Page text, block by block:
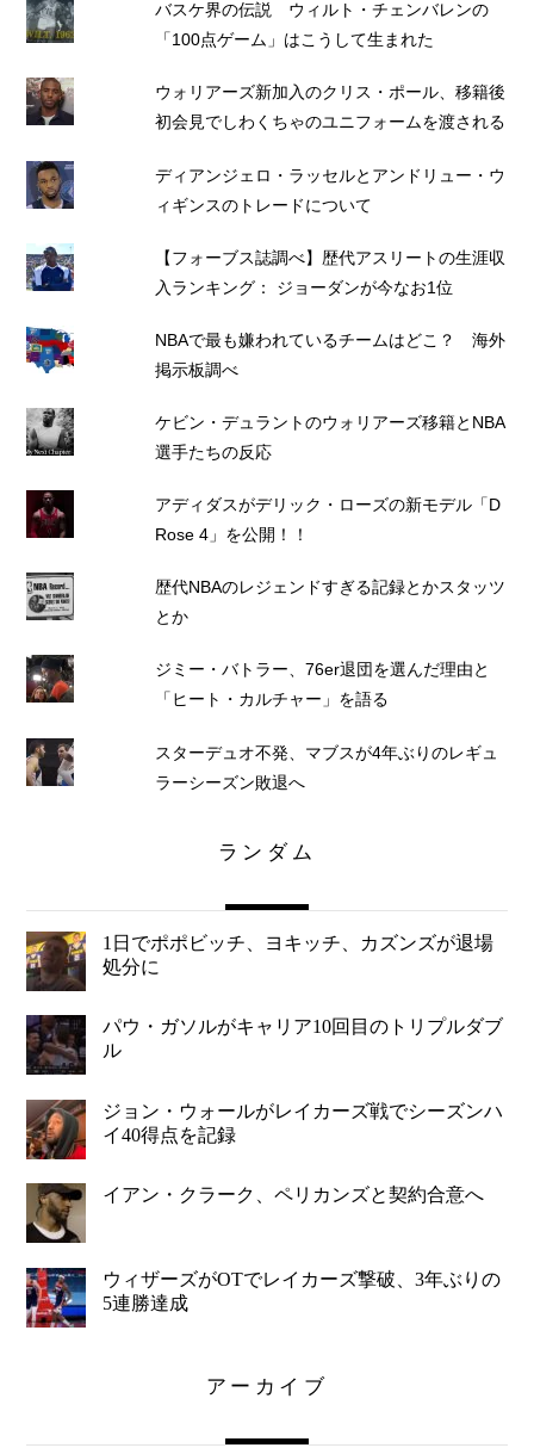
バスケ界の伝説 ウィルト・チェンバレンの
「100点ゲーム」はこうして生まれた
ウォリアーズ新加入のクリス・ポール、移籍後
初会見でしわくちゃのユニフォームを渡される
ディアンジェロ・ラッセルとアンドリュー・ウ
ィギンスのトレードについて
【フォーブス誌調べ】歴代アスリートの生涯収
入ランキング： ジョーダンが今なお1位
NBAで最も嫌われているチームはどこ？ 海外
掲示板調べ
ケビン・デュラントのウォリアーズ移籍とNBA
選手たちの反応
アディダスがデリック・ローズの新モデル「D
Rose 4」を公開！！
歴代NBAのレジェンドすぎる記録とかスタッツ
とか
ジミー・バトラー、76er退団を選んだ理由と
「ヒート・カルチャー」を語る
スターデュオ不発、マブスが4年ぶりのレギュ
ラーシーズン敗退へ
ランダム
1日でポポビッチ、ヨキッチ、カズンズが退場
処分に
パウ・ガソルがキャリア10回目のトリプルダブ
ル
ジョン・ウォールがレイカーズ戦でシーズンハ
イ40得点を記録
イアン・クラーク、ペリカンズと契約合意へ
ウィザーズがOTでレイカーズ撃破、3年ぶりの
5連勝達成
アーカイブ